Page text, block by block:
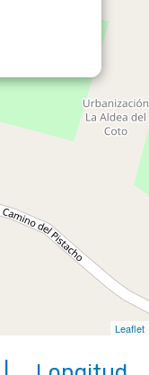
Leaflet
| Longitud
-6.17347